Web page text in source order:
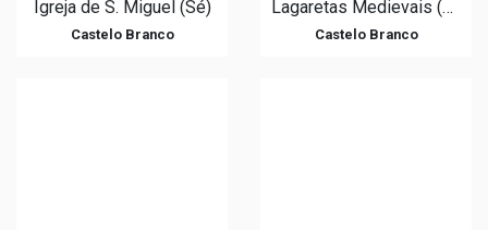
Igreja de S. Miguel (Sé)
Castelo Branco
Lagaretas Medievais (produção de vinho)
Castelo Branco